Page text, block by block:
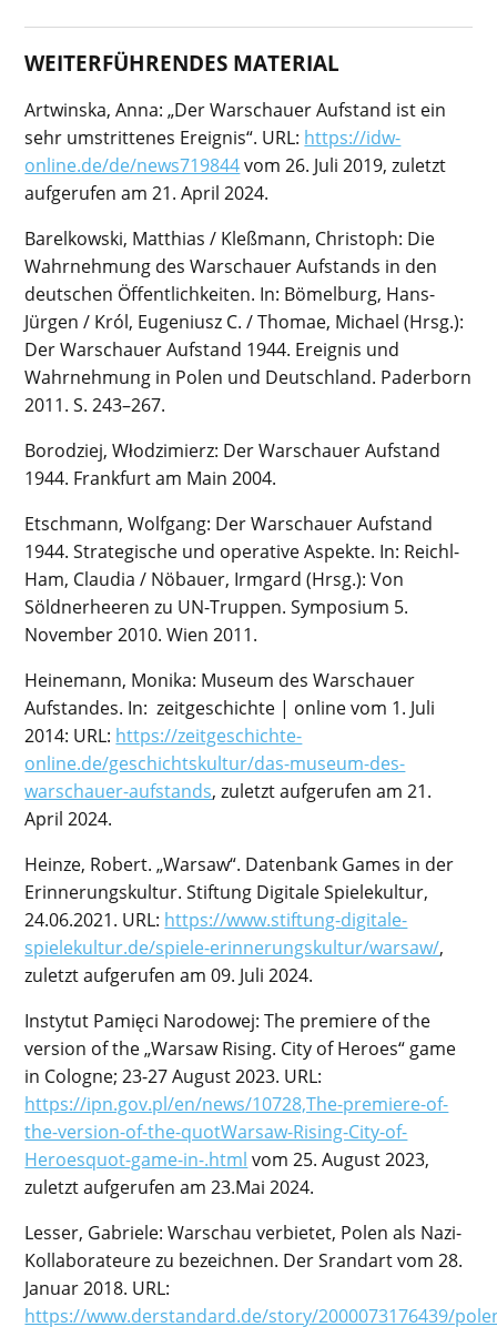
WEITERFÜHRENDES MATERIAL
Artwinska, Anna: „Der Warschauer Aufstand ist ein
sehr umstrittenes Ereignis“. URL: https://idw-
online.de/de/news719844vom 26. Juli 2019, zuletzt
aufgerufen am 21. April 2024.
Barelkowski, Matthias / Kleßmann, Christoph: Die
Wahrnehmung des Warschauer Aufstands in den
deutschen Öffentlichkeiten. In: Bömelburg, Hans-
Jürgen / Król, Eugeniusz C. / Thomae, Michael (Hrsg.):
Der Warschauer Aufstand 1944. Ereignis und
Wahrnehmung in Polen und Deutschland. Paderborn
2011. S. 243–267.
Borodziej, Włodzimierz: Der Warschauer Aufstand
1944. Frankfurt am Main 2004.
Etschmann, Wolfgang: Der Warschauer Aufstand
1944. Strategische und operative Aspekte. In: Reichl-
Ham, Claudia / Nöbauer, Irmgard (Hrsg.): Von
Söldnerheeren zu UN-Truppen. Symposium 5.
November 2010. Wien 2011.
Heinemann, Monika: Museum des Warschauer
Aufstandes. In: zeitgeschichte | online vom 1. Juli
2014: URL: https://zeitgeschichte-
online.de/geschichtskultur/das-museum-des-
warschauer-aufstands, zuletzt aufgerufen am 21.
April 2024.
Heinze, Robert. „Warsaw“. Datenbank Games in der
Erinnerungskultur. Stiftung Digitale Spielekultur,
24.06.2021. URL: https://www.stiftung-digitale-
spielekultur.de/spiele-erinnerungskultur/warsaw/,
zuletzt aufgerufen am 09. Juli 2024.
Instytut Pamięci Narodowej: The premiere of the
version of the „Warsaw Rising. City of Heroes“ game
in Cologne; 23-27 August 2023. URL:
https://ipn.gov.pl/en/news/10728,The-premiere-of-
the-version-of-the-quotWarsaw-Rising-City-of-
Heroesquot-game-in-.html vom 25.August 2023,
zuletzt aufgerufen am 23.Mai 2024.
Lesser, Gabriele: Warschau verbietet, Polen als Nazi-
Kollaborateure zu bezeichnen. Der Srandart vom 28.
Januar 2018. URL:
https://www.derstandard.de/story/2000073176439/